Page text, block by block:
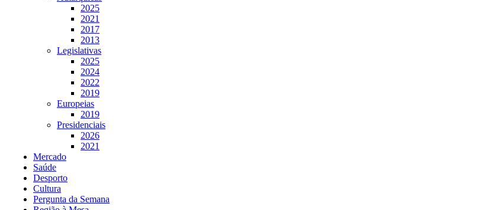
2025
2021
2017
2013
Legislativas
2025
2024
2022
2019
Europeias
2019
Presidenciais
2026
2021
Mercado
Saúde
Desporto
Cultura
Pergunta da Semana